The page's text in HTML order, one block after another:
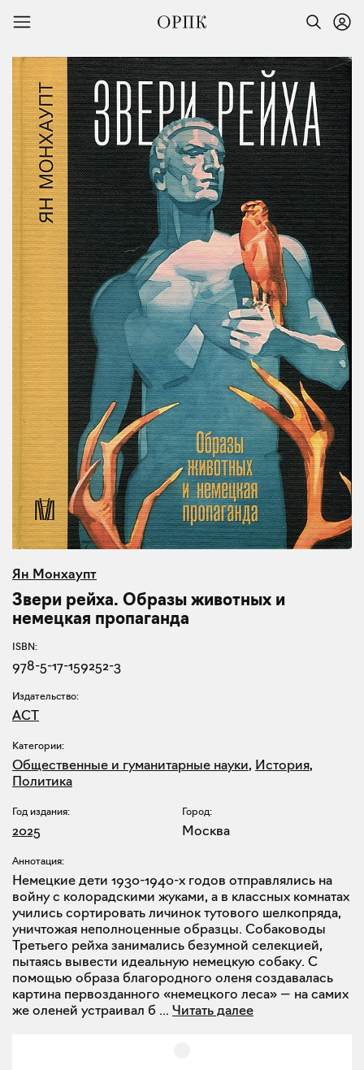
Ян Монхаупт
Звери рейха. Образы животных и
немецкая пропаганда
ISBN:
978-5-17-159252-3
Издательство:
АСТ
Категории:
Общественные и гуманитарные науки, История,
Политика
Год издания:
2025
Город:
Москва
Аннотация:
Немецкие дети 1930-1940-х годов отправлялись на
войну с колорадскими жуками, а в классных комнатах
учились сортировать личинок тутового шелкопряда,
уничтожая неполноценные образцы. Собаководы
Третьего рейха занимались безумной селекцией,
пытаясь вывести идеальную немецкую собаку. С
помощью образа благородного оленя создавалась
картина первозданного «немецкого леса» — на самих
же оленей устраивал б ... Читать далее